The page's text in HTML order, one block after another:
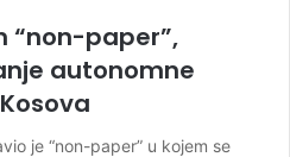
“non-paper”,
autonomne
je “non-paper” u kojem se